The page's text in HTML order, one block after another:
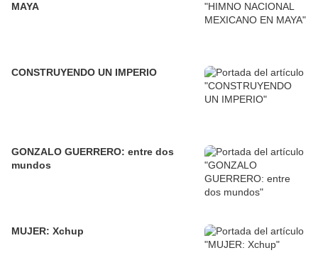
MAYA
CONSTRUYENDO UN IMPERIO
GONZALO GUERRERO: entre dos
mundos
MUJER: Xchup